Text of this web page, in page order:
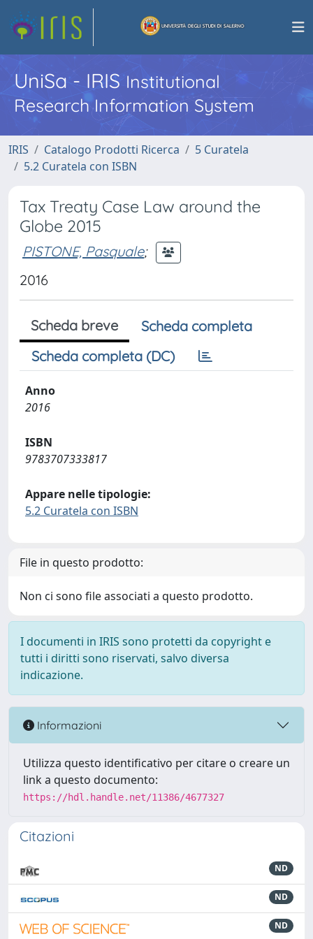
UniSa - IRISInstitutional
Research Information System
IRIS Catalogo Prodotti Ricerca
5 Curatela
5.2 Curatela con ISBN
Tax Treaty Case Law around the
Globe 2015
PISTONE, Pasquale;
2016
Scheda breve
Scheda completa
Scheda completa (DC)
Anno
2016
ISBN
9783707333817
Appare nelle tipologie:
5.2 Curatela con ISBN
File in questo prodotto:
Non ci sono file associati a questo prodotto.
I documenti in IRIS sono protetti da copyright e
tutti i diritti sono riservati, salvo diversa
indicazione.
Informazioni
Utilizza questo identificativo per citare o creare un
link a questo documento:
https://hdl.handle.net/11386/4677327
Citazioni
ND
ND
ND